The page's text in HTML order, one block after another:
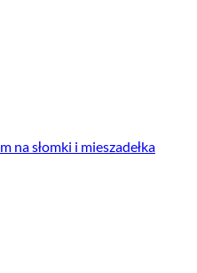
na słomki i mieszadełka